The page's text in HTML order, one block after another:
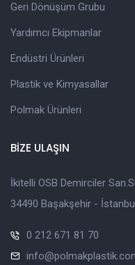
Geri Dönüşüm Grubu
Yardımcı Ekipmanlar
Endüstri Ürünleri
Plastik ve Kimyasallar
Polmak Ürünleri
BİZE ULAŞIN
İkitelli OSB Demirciler
34490 Başakşehir -
0 212 671 81 70